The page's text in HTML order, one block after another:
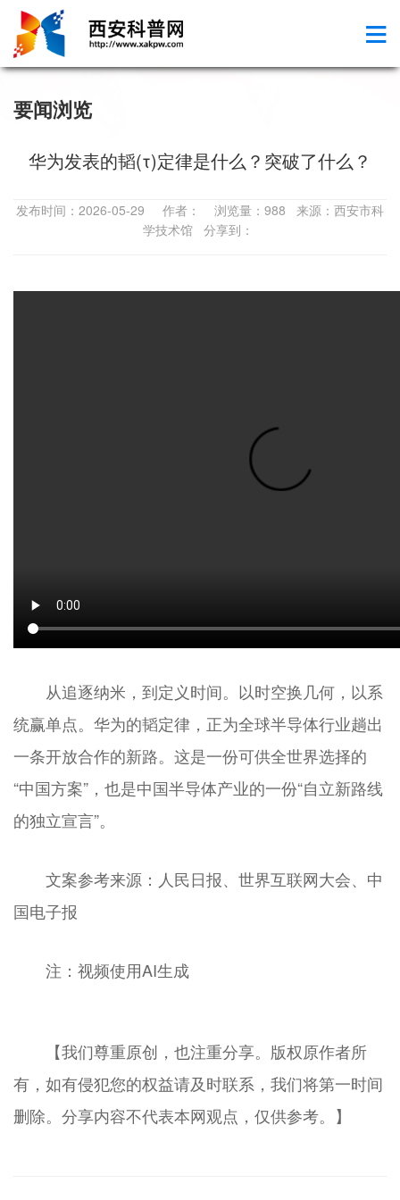
要闻浏览
华为发表的韬(τ)定律是什么？突破了什么？
发布时间：2026-05-29 作者： 浏览量：988 来源：西安市科
学技术馆 分享到：
从追逐纳米，到定义时间。以时空换几何，以系
统赢单点。华为的韬定律，正为全球半导体行业趟出
一条开放合作的新路。这是一份可供全世界选择的
“中国方案”，也是中国半导体产业的一份“自立新路线
的独立宣言”。
文案参考来源：人民日报、世界互联网大会、中
国电子报
注：视频使用AI生成
【我们尊重原创，也注重分享。版权原作者所
有，如有侵犯您的权益请及时联系，我们将第一时间
删除。分享内容不代表本网观点，仅供参考。】